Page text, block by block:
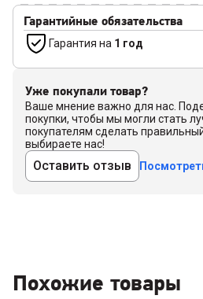
Гарантийные обязательства
Гарантия на 1 год
Уже покупали товар?
Ваше мнение важно для нас.
покупки, чтобы мы могли стать
покупателям сделать
выбираете нас!
Оставить отзыв
Похожие товары